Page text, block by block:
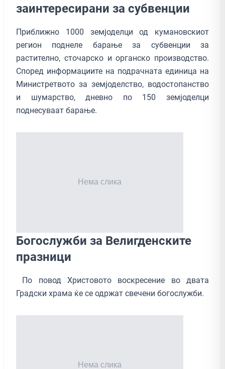
заинтересирани за субвенции
Приближно 1000 земјоделци од кумановскиот
регион поднеле барање за субвенции за
растително, сточарско и органско производство.
Според информациите на подрачната единица на
Министретвото за земјоделство, водостопанство
и шумарство, дневно по 150 земјоделци
поднесуваат барање.
Богослужби за Велигденските
празници
По повод Христовото воскресение во двата
Градски храма ќе се одржат свечени богослужби.